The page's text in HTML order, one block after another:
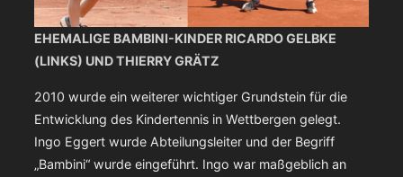
EHEMALIGE BAMBINI-KINDER RICARDO GELBKE
(LINKS) UND THIERRY GRÄTZ
2010 wurde ein weiterer wichtiger Grundstein für die
Entwicklung des Kindertennis in Wettbergen gelegt.
Ingo Eggert wurde Abteilungsleiter und der Begriff
„Bambini“ wurde eingeführt. Ingo war maßgeblich an